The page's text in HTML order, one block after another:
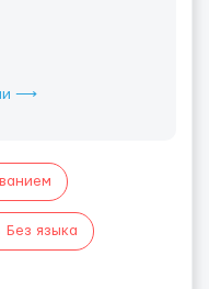
⟶
Без языка